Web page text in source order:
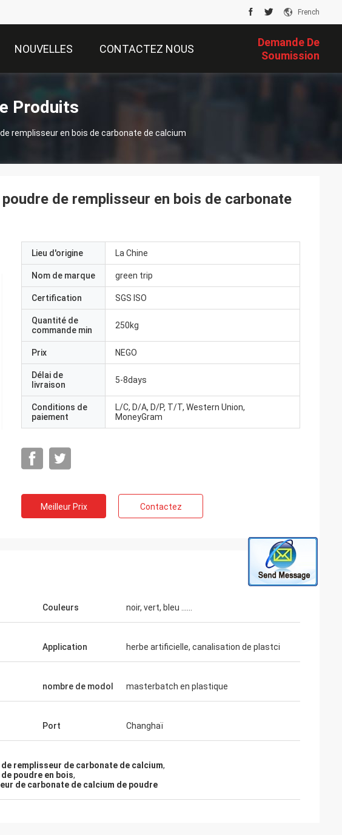
French
NOUVELLES CONTACTEZ NOUS
Demande De
Soumission
Produits
remplisseur en bois de carbonate de calcium
de coopération toutes nous
très satisfaisants. Nous
de remplisseur en bois de carbonate
Lieu d'origine La Chine
Nom de marque green trip
Certification SGS ISO
Quantité de
commande min
250kg
Prix NEGO
Délai de
livraison
5-8days
Conditions de
paiement
L/C, D/A, D/P, T/T, Western Union,
MoneyGram
Meilleur Prix Contactez
Couleurs noir, vert, bleu ......
Application herbe artificielle, canalisation de plastci
nombre de modol masterbatch en plastique
Port Changhaï
remplisseur de carbonate de calcium,
poudre en bois,
de carbonate de calcium de poudre